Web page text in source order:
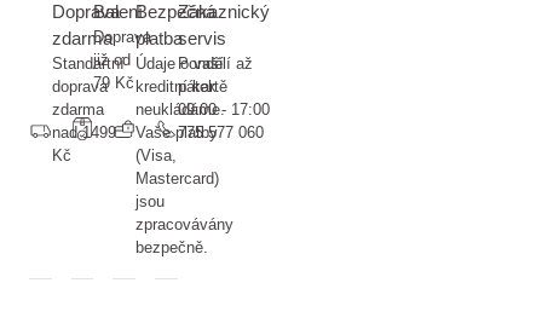
Doprava
zdarma
Standartní
doprava
zdarma
nad 1499
Kč
Balení
Doprava
již od
79 Kč
Bezpečná
platba
Údaje o vaší
kreditní kartě
neukládáme.
Vaše platby
(Visa,
Mastercard)
jsou
zpracovávány
bezpečně.
Zákaznický
servis
Pondělí až
pátek
09:00 - 17:00
775 577 060